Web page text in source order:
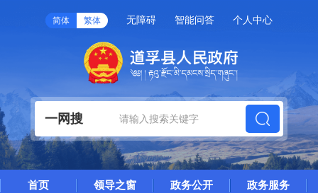
简体 繁体 无障碍 智能问答 个人中心
一网搜
首页 领导之窗 政务公开 政务服务